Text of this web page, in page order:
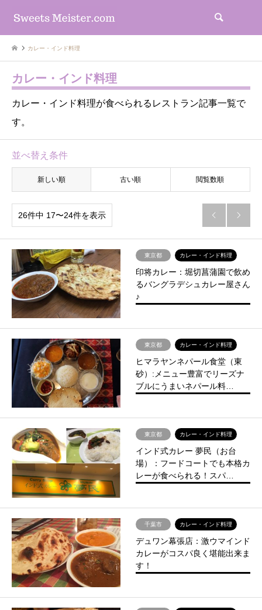
カレー・インド料理
カレー・インド料理
カレー・インド料理が食べられるレストラン記事一覧で
す。
並べ替え条件
新しい順 古い順 閲覧数順
26件中 17〜24件を表示  
東京都 カレー・インド料理
印将カレー：堀切菖蒲園で飲め
るバングラデシュカレー屋さん
♪
東京都 カレー・インド料理
ヒマラヤンネパール食堂（東
砂）:メニュー豊富でリーズナ
ブルにうまいネパール料…
東京都 カレー・インド料理
インド式カレー 夢民（お台
場）：フードコートでも本格カ
レーが食べられる！スパ…
千葉市 カレー・インド料理
デュワン幕張店：激ウマインド
カレーがコスパ良く堪能出来ま
す！